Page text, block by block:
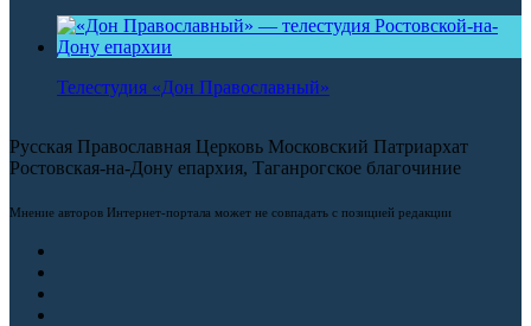
Телестудия «Дон Православный»
Русская Православная Церковь Московский Патриархат
Ростовская-на-Дону епархия, Таганрогское благочиние
Мнение авторов Интернет-портала может не совпадать с позицией редакции